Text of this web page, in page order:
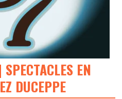
EN
DUCEPPE